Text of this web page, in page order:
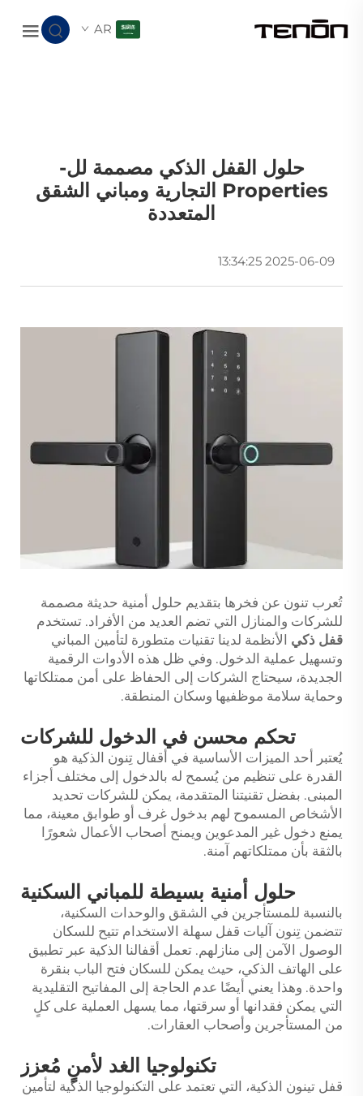
AR
حلول القفل الذكي مصممة لل-
Properties التجارية ومباني الشقق
المتعددة
2025-06-09 13:34:25
تُعرب تنون عن فخرها بتقديم حلول أمنية حديثة مصممة
للشركات والمنازل التي تضم العديد من الأفراد. تستخدم
قفل ذكي الأنظمة لدينا تقنيات متطورة لتأمين المباني
وتسهيل عملية الدخول. وفي ظل هذه الأدوات الرقمية
الجديدة، سيحتاج الشركات إلى الحفاظ على أمن ممتلكاتها
وحماية سلامة موظفيها وسكان المنطقة.
تحكم محسن في الدخول للشركات
يُعتبر أحد الميزات الأساسية في أقفال تِنون الذكية هو
القدرة على تنظيم من يُسمح له بالدخول إلى مختلف أجزاء
المبنى. بفضل تقنيتنا المتقدمة، يمكن للشركات تحديد
الأشخاص المسموح لهم بدخول غرف أو طوابق معينة، مما
يمنع دخول غير المدعوين ويمنح أصحاب الأعمال شعورًا
بالثقة بأن ممتلكاتهم آمنة.
حلول أمنية بسيطة للمباني السكنية
بالنسبة للمستأجرين في الشقق والوحدات السكنية،
تتضمن تِنون آليات قفل سهلة الاستخدام تتيح للسكان
الوصول الآمن إلى منازلهم. تعمل أقفالنا الذكية عبر تطبيق
على الهاتف الذكي، حيث يمكن للسكان فتح الباب بنقرة
واحدة. وهذا يعني أيضًا عدم الحاجة إلى المفاتيح التقليدية
التي يمكن فقدانها أو سرقتها، مما يسهل العملية على كلٍ
من المستأجرين وأصحاب العقارات.
تكنولوجيا الغد لأمنٍ مُعزز
قفل تينون الذكية، التي تعتمد على التكنولوجيا الذكية لتأمين